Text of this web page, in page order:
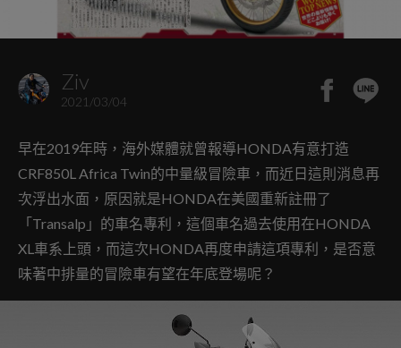
Ziv
2021/03/04
早在2019年時，海外媒體就曾報導HONDA有意打造
CRF850L Africa Twin的中量級冒險車，而近日這則消息再
次浮出水面，原因就是HONDA在美國重新註冊了
「Transalp」的車名專利，這個車名過去使用在HONDA
XL車系上頭，而這次HONDA再度申請這項專利，是否意
味著中排量的冒險車有望在年底登場呢？